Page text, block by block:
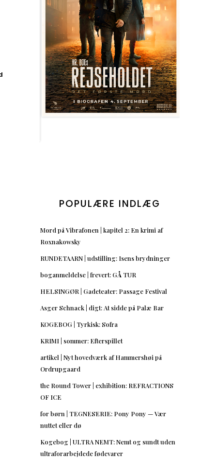
POPULÆRE INDLÆG
Mord på Vibrafonen | kapitel 2: En krimi af
Roxnakowsky
RUNDETAARN | udstilling: Isens brydninger
boganmeldelse | frevert: GÅ TUR
HELSINGØR | Gadeteater: Passage Festival
Asger Schnack | digt: At sidde på Palæ Bar
KOGEBOG | Tyrkisk: Sofra
KRIMI | sommer: Efterspillet
artikel | Nyt hovedværk af Hammershøi på
Ordrupgaard
the Round Tower | exhibition: REFRACTIONS
OF ICE
for børn | TEGNESERIE: Pony Pony — Vær
nuttet eller dø
Kogebog | ULTRA NEMT: Nemt og sundt uden
ultraforarbejdede fødevarer